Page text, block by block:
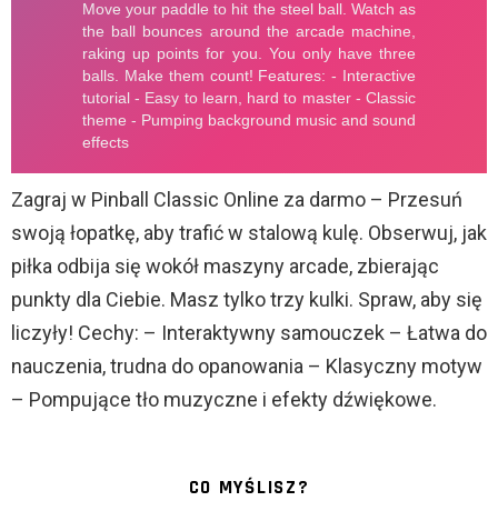
Zagraj w Pinball Classic Online za darmo – Przesuń
swoją łopatkę, aby trafić w stalową kulę. Obserwuj, jak
piłka odbija się wokół maszyny arcade, zbierając
punkty dla Ciebie. Masz tylko trzy kulki. Spraw, aby się
liczyły! Cechy: – Interaktywny samouczek – Łatwa do
nauczenia, trudna do opanowania – Klasyczny motyw
– Pompujące tło muzyczne i efekty dźwiękowe.
CO MYŚLISZ?